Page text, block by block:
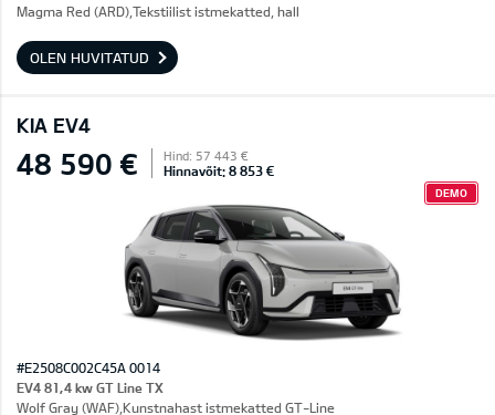
Magma Red (ARD),Tekstiilist istmekatted, hall
OLEN HUVITATUD
KIA EV4
48 590 € Hind: 57 443 €
Hinnavõit: 8 853 €
DEMO
#E2508C002C45A 0014
EV4 81,4 kw GT Line TX
Wolf Gray (WAF),Kunstnahast istmekatted GT-Line